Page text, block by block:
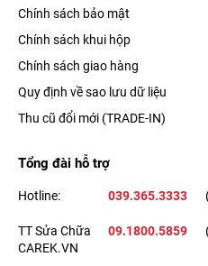
Chính sách bảo mật
Chính sách khui hộp
Chính sách giao hàng
Quy định về sao lưu dữ liệu
Thu cũ đổi mới (TRADE-IN)
Tổng đài hỗ trợ
Hotline: 039.365.3333
TT Sửa Chữa
CAREK.VN
09.1800.5859